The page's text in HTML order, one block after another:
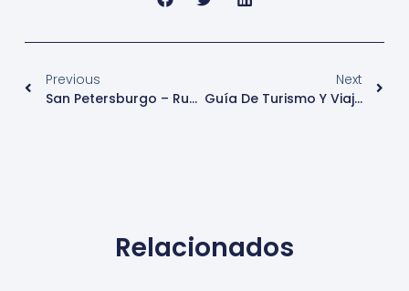
Previous
San Petersburgo – Rusia – Turismo
Next
Guía De Turismo Y Viaje A Viena – Austria
Relacionados